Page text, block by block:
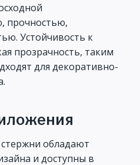
прочностью,
Устойчивость к
прозрачность, таким
для декоративно-
обладают
и доступны в